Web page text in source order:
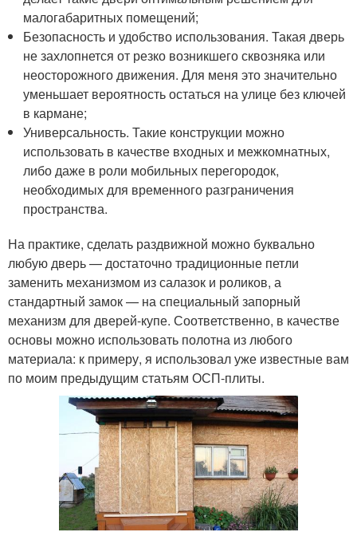
малогабаритных помещений;
Безопасность и удобство использования. Такая дверь
не захлопнется от резко возникшего сквозняка или
неосторожного движения. Для меня это значительно
уменьшает вероятность остаться на улице без ключей
в кармане;
Универсальность. Такие конструкции можно
использовать в качестве входных и межкомнатных,
либо даже в роли мобильных перегородок,
необходимых для временного разграничения
пространства.
На практике, сделать раздвижной можно буквально
любую дверь — достаточно традиционные петли
заменить механизмом из салазок и роликов, а
стандартный замок — на специальный запорный
механизм для дверей-купе. Соответственно, в качестве
основы можно использовать полотна из любого
материала: к примеру, я использовал уже известные вам
по моим предыдущим статьям ОСП-плиты.